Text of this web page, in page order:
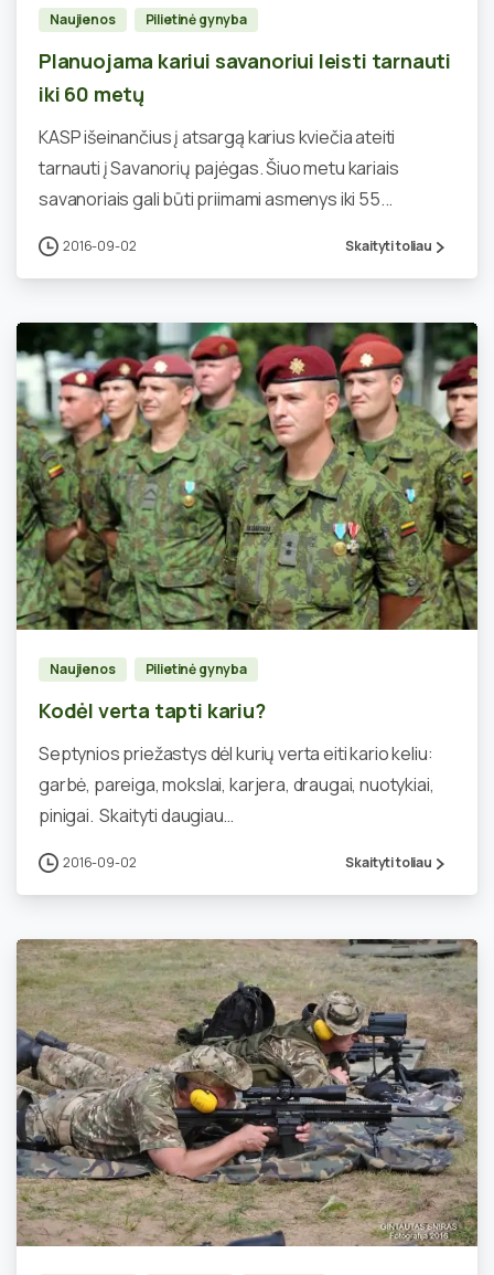
Naujienos Pilietinė gynyba
Planuojama kariui savanoriui leisti tarnauti
iki 60 metų
KASP išeinančius į atsargą karius kviečia ateiti
tarnauti į Savanorių pajėgas. Šiuo metu kariais
savanoriais gali būti priimami asmenys iki 55...
2016-09-02 Skaityti toliau
0
Naujienos Pilietinė gynyba
Kodėl verta tapti kariu?
Septynios priežastys dėl kurių verta eiti kario keliu:
garbė, pareiga, mokslai, karjera, draugai, nuotykiai,
pinigai. Skaityti daugiau…
2016-09-02 Skaityti toliau
5